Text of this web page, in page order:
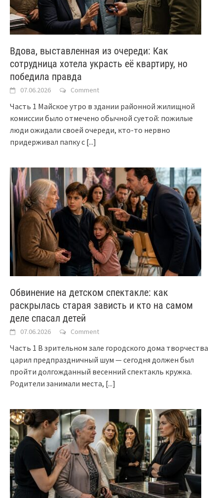
Вдова, выставленная из очереди: Как
сотрудница хотела украсть её квартиру, но
победила правда
07.06.2026 Comment
Часть 1 Майское утро в здании районной жилищной
комиссии было отмечено обычной суетой: пожилые
люди ожидали своей очереди, кто-то нервно
придерживал папку с [...]
Обвинение на детском спектакле: как
раскрылась старая зависть и кто на самом
деле спасал детей
07.06.2026 Comment
Часть 1 В зрительном зале городского дома творчества
царил предпраздничный шум — сегодня должен был
пройти долгожданный весенний спектакль кружка.
Родители занимали места, [...]